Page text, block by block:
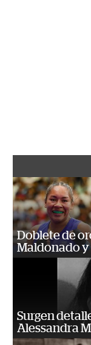
Doblete de
Maldonado y
Surgen
Alessandra